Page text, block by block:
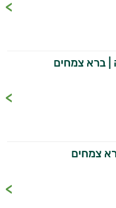
| ברא צמחים
צמחים